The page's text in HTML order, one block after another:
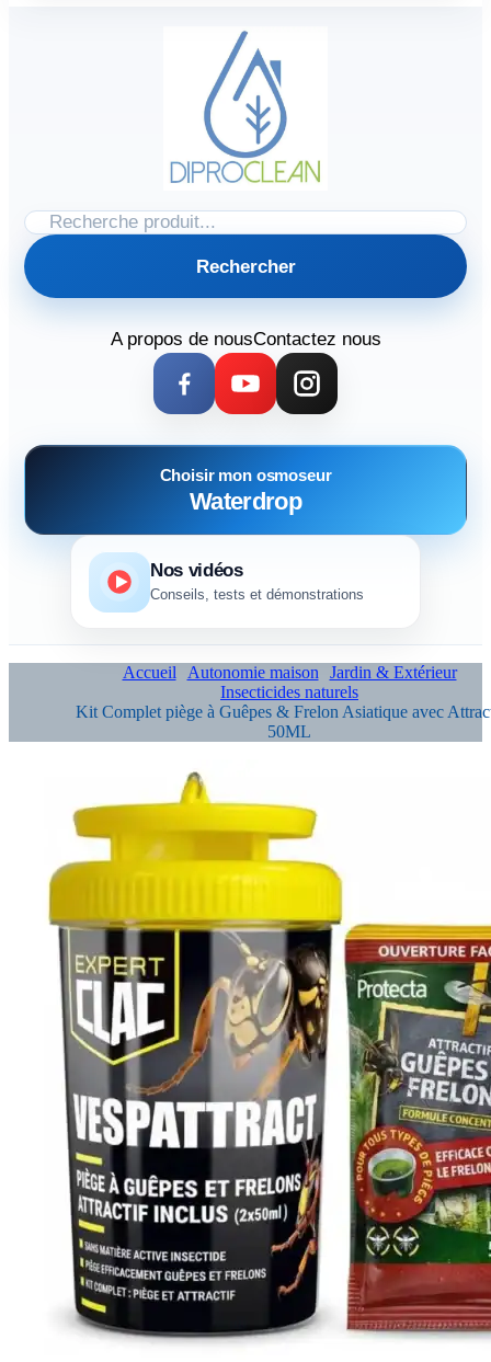
Rechercher
A propos de nousContactez nous
Choisir mon osmoseur
Waterdrop
Nos vidéos
Conseils, tests et démonstrations
Accueil Autonomie maison
Jardin & Extérieur
Insecticides naturels
Kit Complet piège à Guêpes & Frelon Asiatique avec
50ML